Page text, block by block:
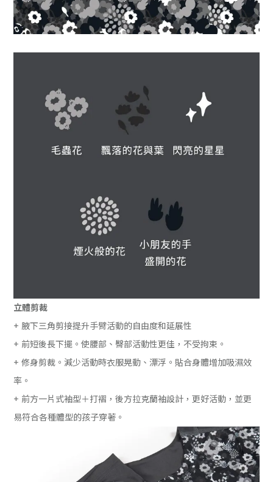
立體剪裁
+ 腋下三角剪接提升手臂活動的自由度和延展性
+ 前短後長下擺。使腰部、臀部活動性更佳，不受拘束。
+ 修身剪裁。減少活動時衣服晃動、漂浮。貼合身體增加吸濕效
率。
+ 前方一片式袖型＋打褶，後方拉克蘭袖設計，更好活動，並更
易符合各種體型的孩子穿著。